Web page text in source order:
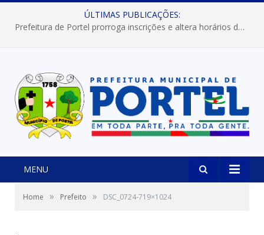
ÚLTIMAS PUBLICAÇÕES:
Prefeitura de Portel prorroga inscrições e altera horários dos concursos “Musa” e “Miss Mix Verão 2026”
MENU
Home » Prefeito » DSC_0724-719×1024